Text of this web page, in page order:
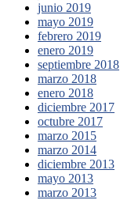
junio 2019
mayo 2019
febrero 2019
enero 2019
septiembre 2018
marzo 2018
enero 2018
diciembre 2017
octubre 2017
marzo 2015
marzo 2014
diciembre 2013
mayo 2013
marzo 2013